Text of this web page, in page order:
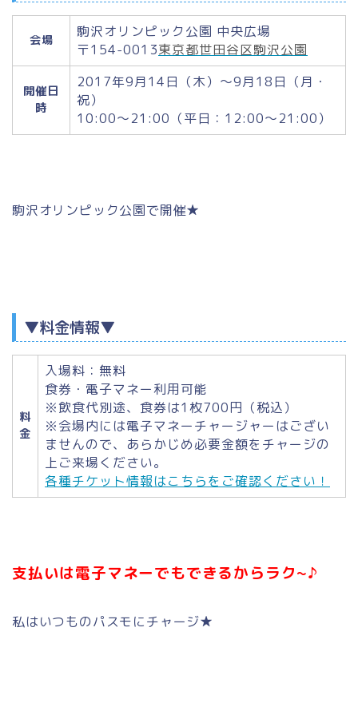
会場
駒沢オリンピック公園 中央広場
〒154-0013東京都世田谷区駒沢公園
開催日
時
2017年9月14日（木）～9月18日（月・
祝）
10:00〜21:00（平日：12:00〜21:00）
駒沢オリンピック公園で開催★
▼料金情報▼
料
金
入場料：無料
食券・電子マネー利用可能
※飲食代別途、食券は1枚700円（税込）
※会場内には電⼦マネーチャージャーはござい
ませんので、あらかじめ必要⾦額をチャージの
上ご来場ください。
各種チケット情報はこちらをご確認ください！
支払いは電子マネーでもできるからラク~♪
私はいつものパスモにチャージ★